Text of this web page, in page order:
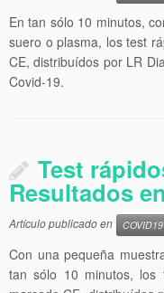
En tan sólo 10 minutos,
suero o plasma, los test
CE, distribuídos por LR
Covid-19.
Test
Resultados
Artículo publicado en COVID19
Con una pequeña
tan sólo 10 minutos,